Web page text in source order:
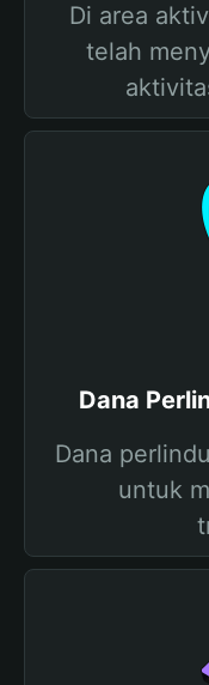
Di area
telah
Dana
Dana
untuk